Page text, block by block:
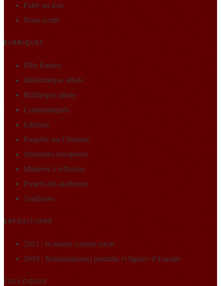
Faire un don
Nous écrire
RUBRIQUES
Pôle Études
Bibliothèque idéale
BDthèque idéale
Communiqués
Editions
Enquête sur l’histoire
Itineraires européens
Matières à réflexion
Projets des auditeurs
Traditions
EXPOSITIONS
2021 : la nature comme socle
2019 : Renaissance(s) portraits et figures d’Europe
COLLOQUES